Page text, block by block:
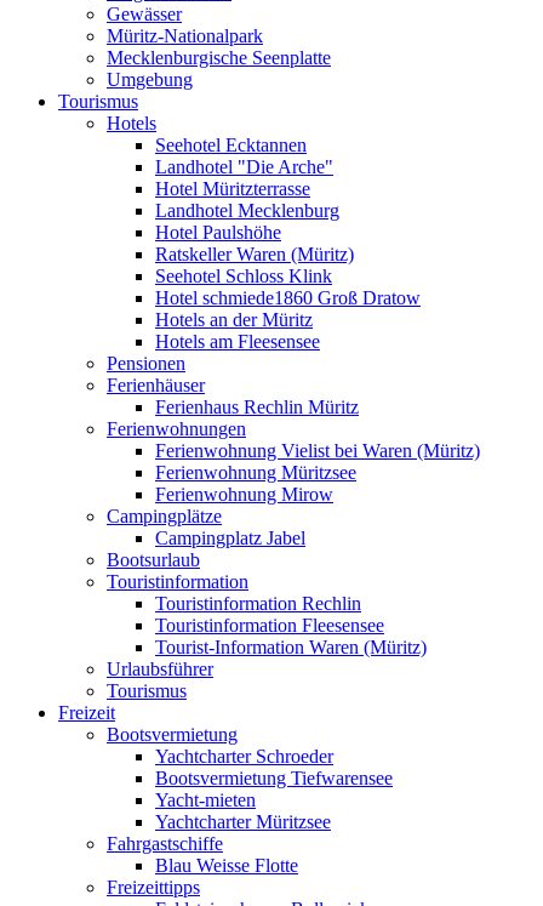
Gewässer
Müritz-Nationalpark
Mecklenburgische Seenplatte
Umgebung
Tourismus
Hotels
Seehotel Ecktannen
Landhotel "Die Arche"
Hotel Müritzterrasse
Landhotel Mecklenburg
Hotel Paulshöhe
Ratskeller Waren (Müritz)
Seehotel Schloss Klink
Hotel schmiede1860 Groß Dratow
Hotels an der Müritz
Hotels am Fleesensee
Pensionen
Ferienhäuser
Ferienhaus Rechlin Müritz
Ferienwohnungen
Ferienwohnung Vielist bei Waren (Müritz)
Ferienwohnung Müritzsee
Ferienwohnung Mirow
Campingplätze
Campingplatz Jabel
Bootsurlaub
Touristinformation
Touristinformation Rechlin
Touristinformation Fleesensee
Tourist-Information Waren (Müritz)
Urlaubsführer
Tourismus
Freizeit
Bootsvermietung
Yachtcharter Schroeder
Bootsvermietung Tiefwarensee
Yacht-mieten
Yachtcharter Müritzsee
Fahrgastschiffe
Blau Weisse Flotte
Freizeittipps